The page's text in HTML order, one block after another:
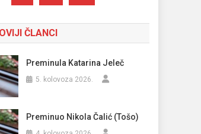
ČLANCI
Preminula Katarina Jeleč
5. kolovoza 2026.
Preminuo Nikola Čalić (Tošo)